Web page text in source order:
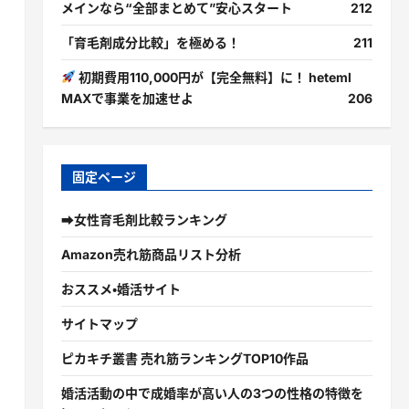
メインなら“全部まとめて”安心スタート 212
「育毛剤成分比較」を極める！ 211
初期費用110,000円が【完全無料】に！ heteml
MAXで事業を加速せよ
206
固定ページ
➡女性育毛剤比較ランキング
Amazon売れ筋商品リスト分析
おススメ・婚活サイト
サイトマップ
ピカキチ叢書 売れ筋ランキングTOP10作品
婚活活動の中で成婚率が高い人の3つの性格の特徴を